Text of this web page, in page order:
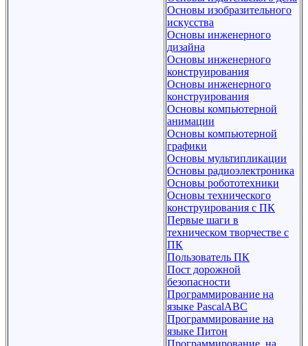
Основы изобразительного
искусства
Основы инженерного
дизайна
Основы инженерного
конструирования
Основы инженерного
конструирования
Основы компьютерной
анимации
Основы компьютерной
графики
Основы мультипликации
Основы радиоэлектроника
Основы робототехники
Основы технического
конструирования с ПК
Первые шаги в
техническом творчестве с
ПК
Пользователь ПК
Пост дорожной
безопасности
Программирование на
языке PascalABC
Программирование на
языке Питон
Программирование на